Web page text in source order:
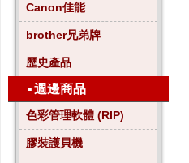
Canon佳能
brother兄弟牌
歷史產品
▪週邊商品
色彩管理軟體 (RIP)
膠裝護貝機